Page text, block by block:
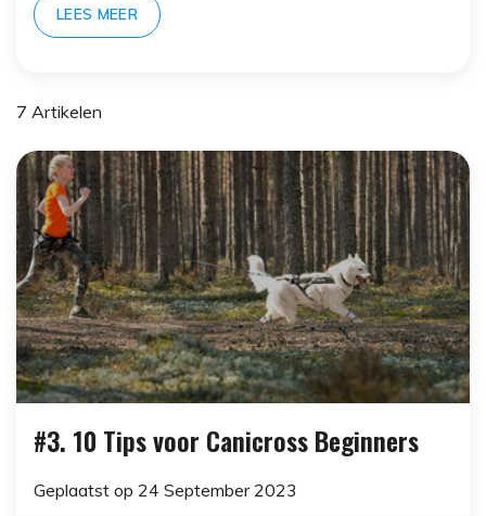
om te doen!
zoekt.....
LEES MEER
7 Artikelen
#3. 10 Tips voor Canicross Beginners
Geplaatst op 24 September 2023